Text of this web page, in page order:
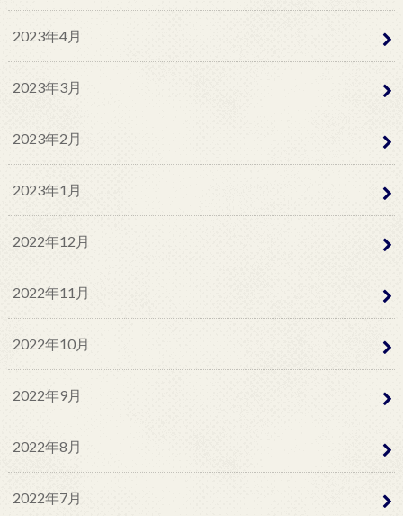
2023年4月
2023年3月
2023年2月
2023年1月
2022年12月
2022年11月
2022年10月
2022年9月
2022年8月
2022年7月